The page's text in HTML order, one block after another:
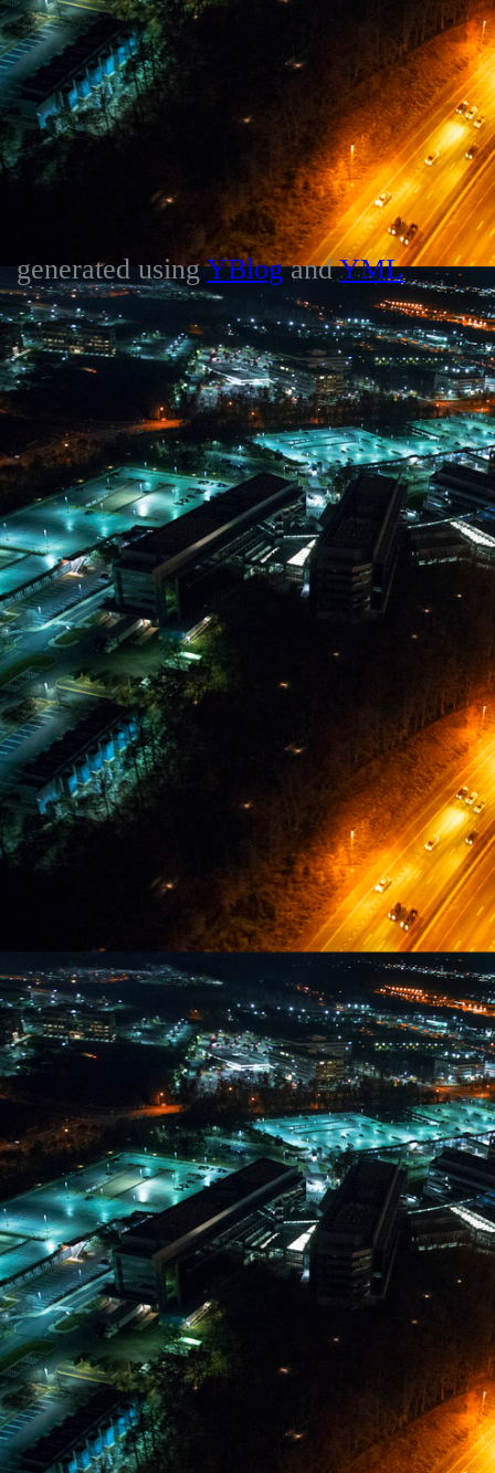
generated usingYBlogandYML